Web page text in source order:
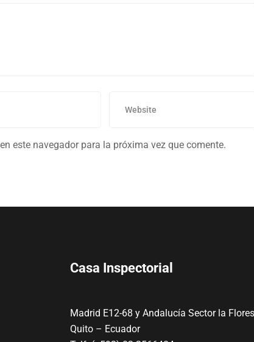
este navegador para la próxima vez que comente.
Casa Inspectorial
Madrid E12-68 y Andalucía Sector la
Quito – Ecuador